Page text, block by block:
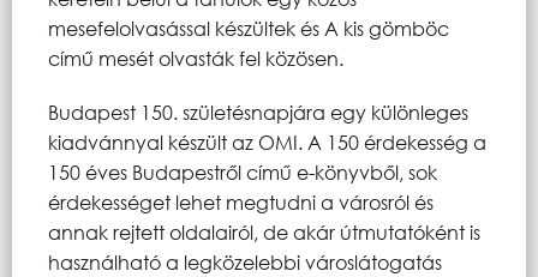
mesefelolvasással készültek és A kis gömböc
című mesét olvasták fel közösen.
Budapest 150. születésnapjára egy különleges
kiadvánnyal készült az OMI. A 150 érdekesség a
150 éves Budapestről című e-könyvből, sok
érdekességet lehet megtudni a városról és
annak rejtett oldalairól, de akár útmutatóként is
használható a legközelebbi városlátogatás